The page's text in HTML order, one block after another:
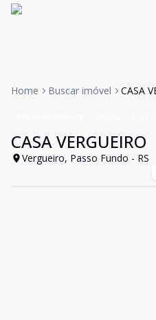
Home Buscar imóvel CASA
CASA VERGUEIRO
Vergueiro, Passo Fundo - RS